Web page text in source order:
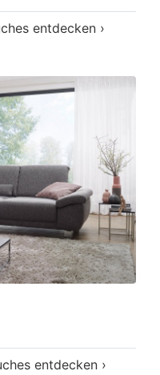
entdecken ›
entdecken ›